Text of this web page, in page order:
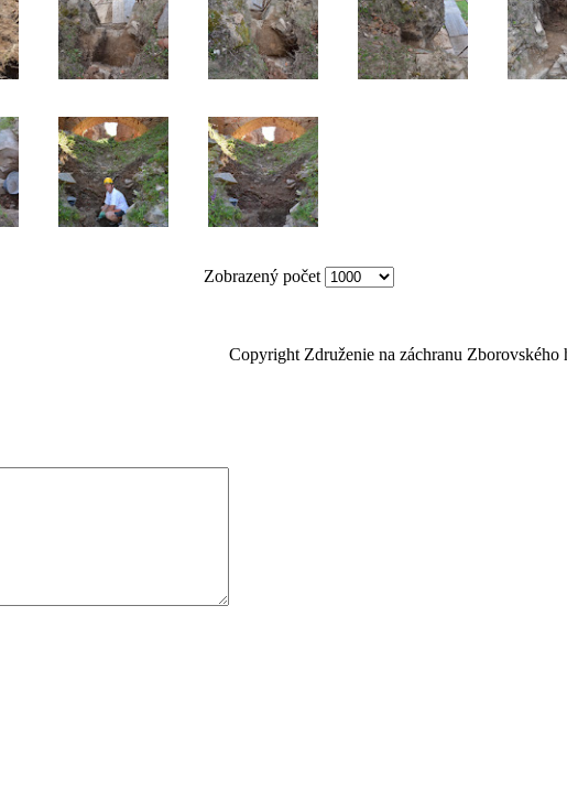
Zobrazený počet
Copyright Združenie na záchranu